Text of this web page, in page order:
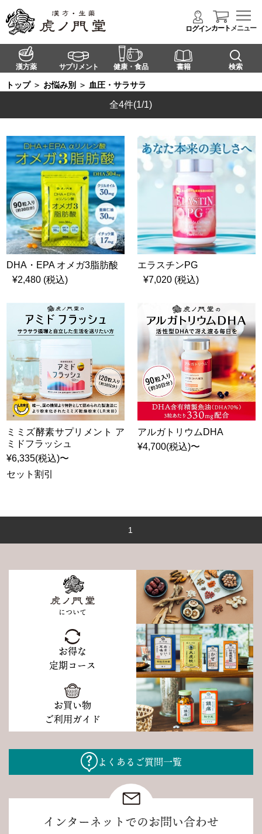
ログインカートメニュー
漢方薬 サプリメント 健康・食品 書籍 検索
トップ ＞ お悩み別 ＞ 血圧・サラサラ
全4件(1/1)
DHA・EPA オメガ3脂肪酸
¥2,480 (税込)
エラスチンPG
¥7,020 (税込)
ミミズ酵素サプリメント ア
ミドフラッシュ
¥6,335(税込)〜
セット割引
アルガトリウムDHA
¥4,700(税込)〜
1
について
お得な
定期コース
お買い物
ご利用ガイド
よくあるご質問一覧
インターネットでのお問い合わせ